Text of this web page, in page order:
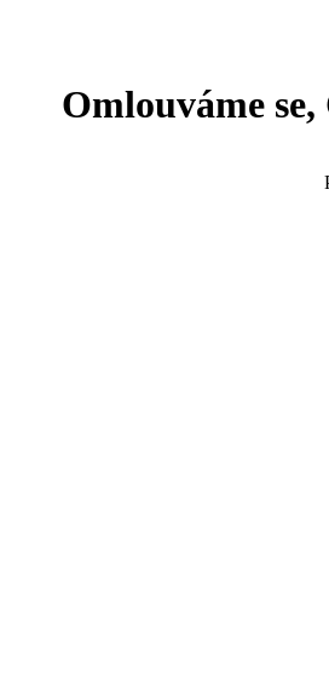
Omlouváme